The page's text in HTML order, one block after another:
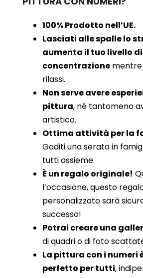
100% Prodotto nell’UE.
Lasciati alle spalle lo
aumenta il tuo livello di
concentrazione
rilassi.
Non serve avere
pittura, né tantomeno
artistico.
Ottima attività per la
Goditi una serata in
tutti assieme.
È un regalo originale!
l’occasione, questo
personalizzato sarà
successo!
Potrai creare una
di quadri o di foto
La pittura con i numeri
perfetto per tutti,